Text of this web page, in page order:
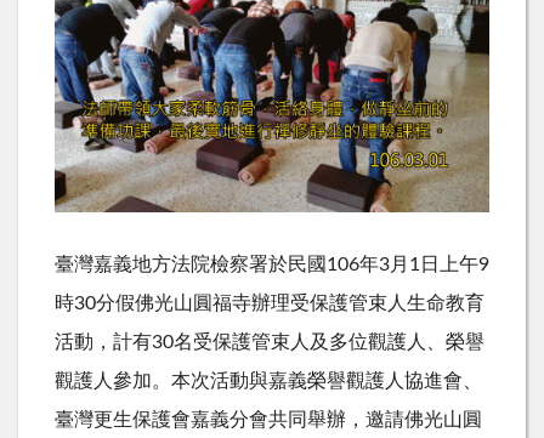
臺灣嘉義地方法院檢察署於民國106年3月1日上午9
時30分假佛光山圓福寺辦理受保護管束人生命教育
活動，計有30名受保護管束人及多位觀護人、榮譽
觀護人參加。本次活動與嘉義榮譽觀護人協進會、
臺灣更生保護會嘉義分會共同舉辦，邀請佛光山圓